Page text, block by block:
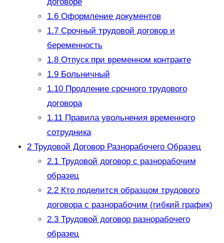
1.6Оформление документов
1.7Срочный трудовой договор и
беременность
1.8Отпуск при временном контракте
1.9Больничный
1.10Продление срочного трудового
договора
1.11Правила увольнения временного
сотрудника
2Трудовой Договор Разнорабочего Образец
2.1Трудовой договор с разнорабочим
образец
2.2Кто поделится образцом трудового
договора с разнорабочим (гибкий график)
2.3Трудовой договор разнорабочего
образец